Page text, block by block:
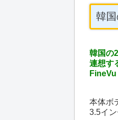
韓
韓国の
連想す
本体ボ
3.5イ